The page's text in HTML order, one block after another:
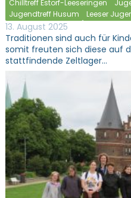
Chilltreff Estorf-Leeseringen
Jugendtreff Husum
Leeser
13. August 2025
Traditionen sind auch für
somit freuten sich diese auf
stattfindende Zeltlager…